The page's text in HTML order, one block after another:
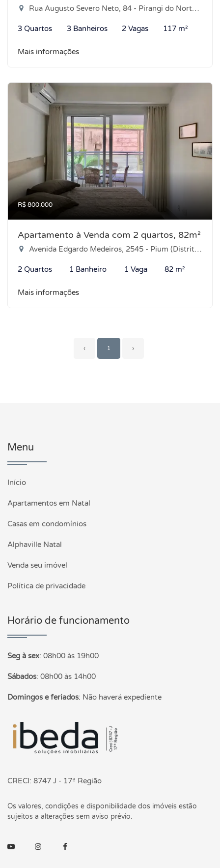
Rua Augusto Severo Neto, 84 - Pirangi do Norte, Parnamirim-RN
3 Quartos 3 Banheiros 2 Vagas 117 m²
Mais informações
R$ 800.000
Apartamento à Venda com 2 quartos, 82m²
Avenida Edgardo Medeiros, 2545 - Pium (Distrito Litoral), Parnamirim-RN
2 Quartos 1 Banheiro 1 Vaga 82 m²
Mais informações
‹ 1 ›
Menu
Início
Apartamentos em Natal
Casas em condomínios
Alphaville Natal
Venda seu imóvel
Política de privacidade
Horário de funcionamento
Seg à sex: 08h00 às 19h00
Sábados: 08h00 às 14h00
Domingos e feriados: Não haverá expediente
Página inicial
CRECI: 8747 J - 17ª Região
Os valores, condições e disponibilidade dos imóveis estão
sujeitos a alterações sem aviso prévio.
YoutubeInstagramFacebook